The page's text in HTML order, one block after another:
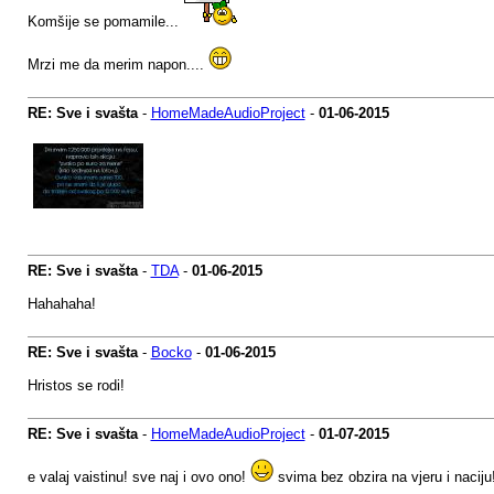
Komšije se pomamile...
Mrzi me da merim napon....
RE: Sve i svašta- HomeMadeAudioProject- 01-06-2015
RE: Sve i svašta- TDA- 01-06-2015
Hahahaha!
RE: Sve i svašta- Bocko- 01-06-2015
Hristos se rodi!
RE: Sve i svašta- HomeMadeAudioProject- 01-07-2015
e valaj vaistinu! sve naj i ovo ono! svima bez obzira na vjeru i